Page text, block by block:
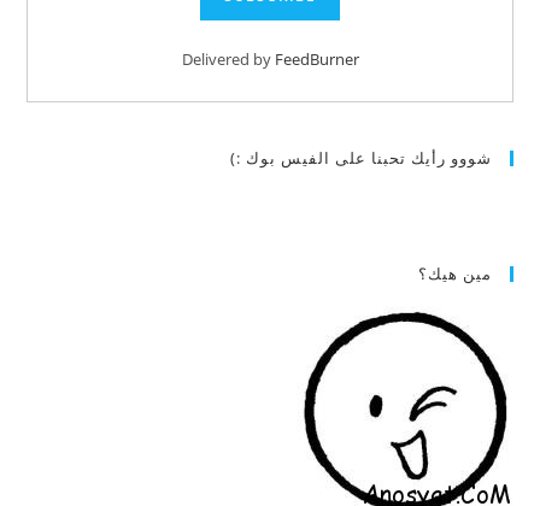
Delivered by FeedBurner
شووو رأيك تحبنا على الفيس بوك :)
مين هيك؟